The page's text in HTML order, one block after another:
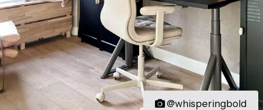
@whisperingbold